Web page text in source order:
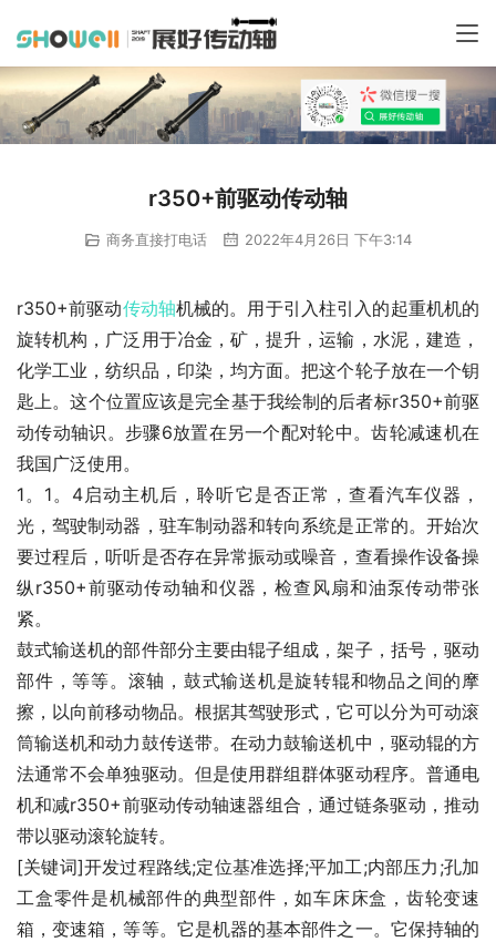
r350+前驱动传动轴
商务直接打电话 2022年4月26日 下午3:14
r350+前驱动传动轴机械的。用于引入柱引入的起重机机的
旋转机构，广泛用于冶金，矿，提升，运输，水泥，建造，
化学工业，纺织品，印染，均方面。把这个轮子放在一个钥
匙上。这个位置应该是完全基于我绘制的后者标r350+前驱
动传动轴识。步骤6放置在另一个配对轮中。齿轮减速机在
我国广泛使用。
1。1。4启动主机后，聆听它是否正常，查看汽车仪器，
光，驾驶制动器，驻车制动器和转向系统是正常的。开始次
要过程后，听听是否存在异常振动或噪音，查看操作设备操
纵r350+前驱动传动轴和仪器，检查风扇和油泵传动带张
紧。
鼓式输送机的部件部分主要由辊子组成，架子，括号，驱动
部件，等等。滚轴，鼓式输送机是旋转辊和物品之间的摩
擦，以向前移动物品。根据其驾驶形式，它可以分为可动滚
筒输送机和动力鼓传送带。在动力鼓输送机中，驱动辊的方
法通常不会单独驱动。但是使用群组群体驱动程序。普通电
机和减r350+前驱动传动轴速器组合，通过链条驱动，推动
带以驱动滚轮旋转。
[关键词]开发过程路线;定位基准选择;平加工;内部压力;孔加
工盒零件是机械部件的典型部件，如车床床盒，齿轮变速
箱，变速箱，等等。它是机器的基本部件之一。它保持轴的